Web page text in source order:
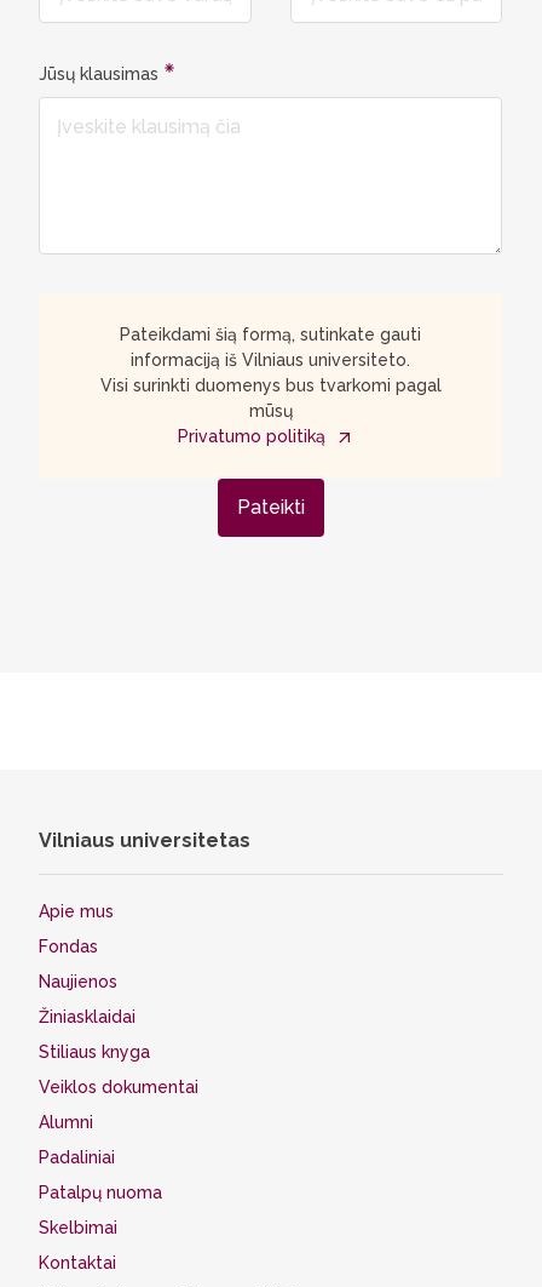
Jūsų klausimas
Pateikdami šią formą, sutinkate gauti
informaciją iš Vilniaus universiteto.
Visi surinkti duomenys bus tvarkomi pagal
mūsų
Privatumo politiką
Pateikti
Vilniaus universitetas
Apie mus
Fondas
Naujienos
Žiniasklaidai
Stiliaus knyga
Veiklos dokumentai
Alumni
Padaliniai
Patalpų nuoma
Skelbimai
Kontaktai